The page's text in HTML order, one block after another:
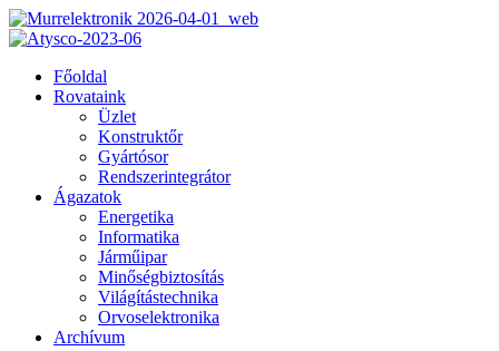
Főoldal
Rovataink
Üzlet
Konstruktőr
Gyártósor
Rendszerintegrátor
Ágazatok
Energetika
Informatika
Járműipar
Minőségbiztosítás
Világítástechnika
Orvoselektronika
Archívum